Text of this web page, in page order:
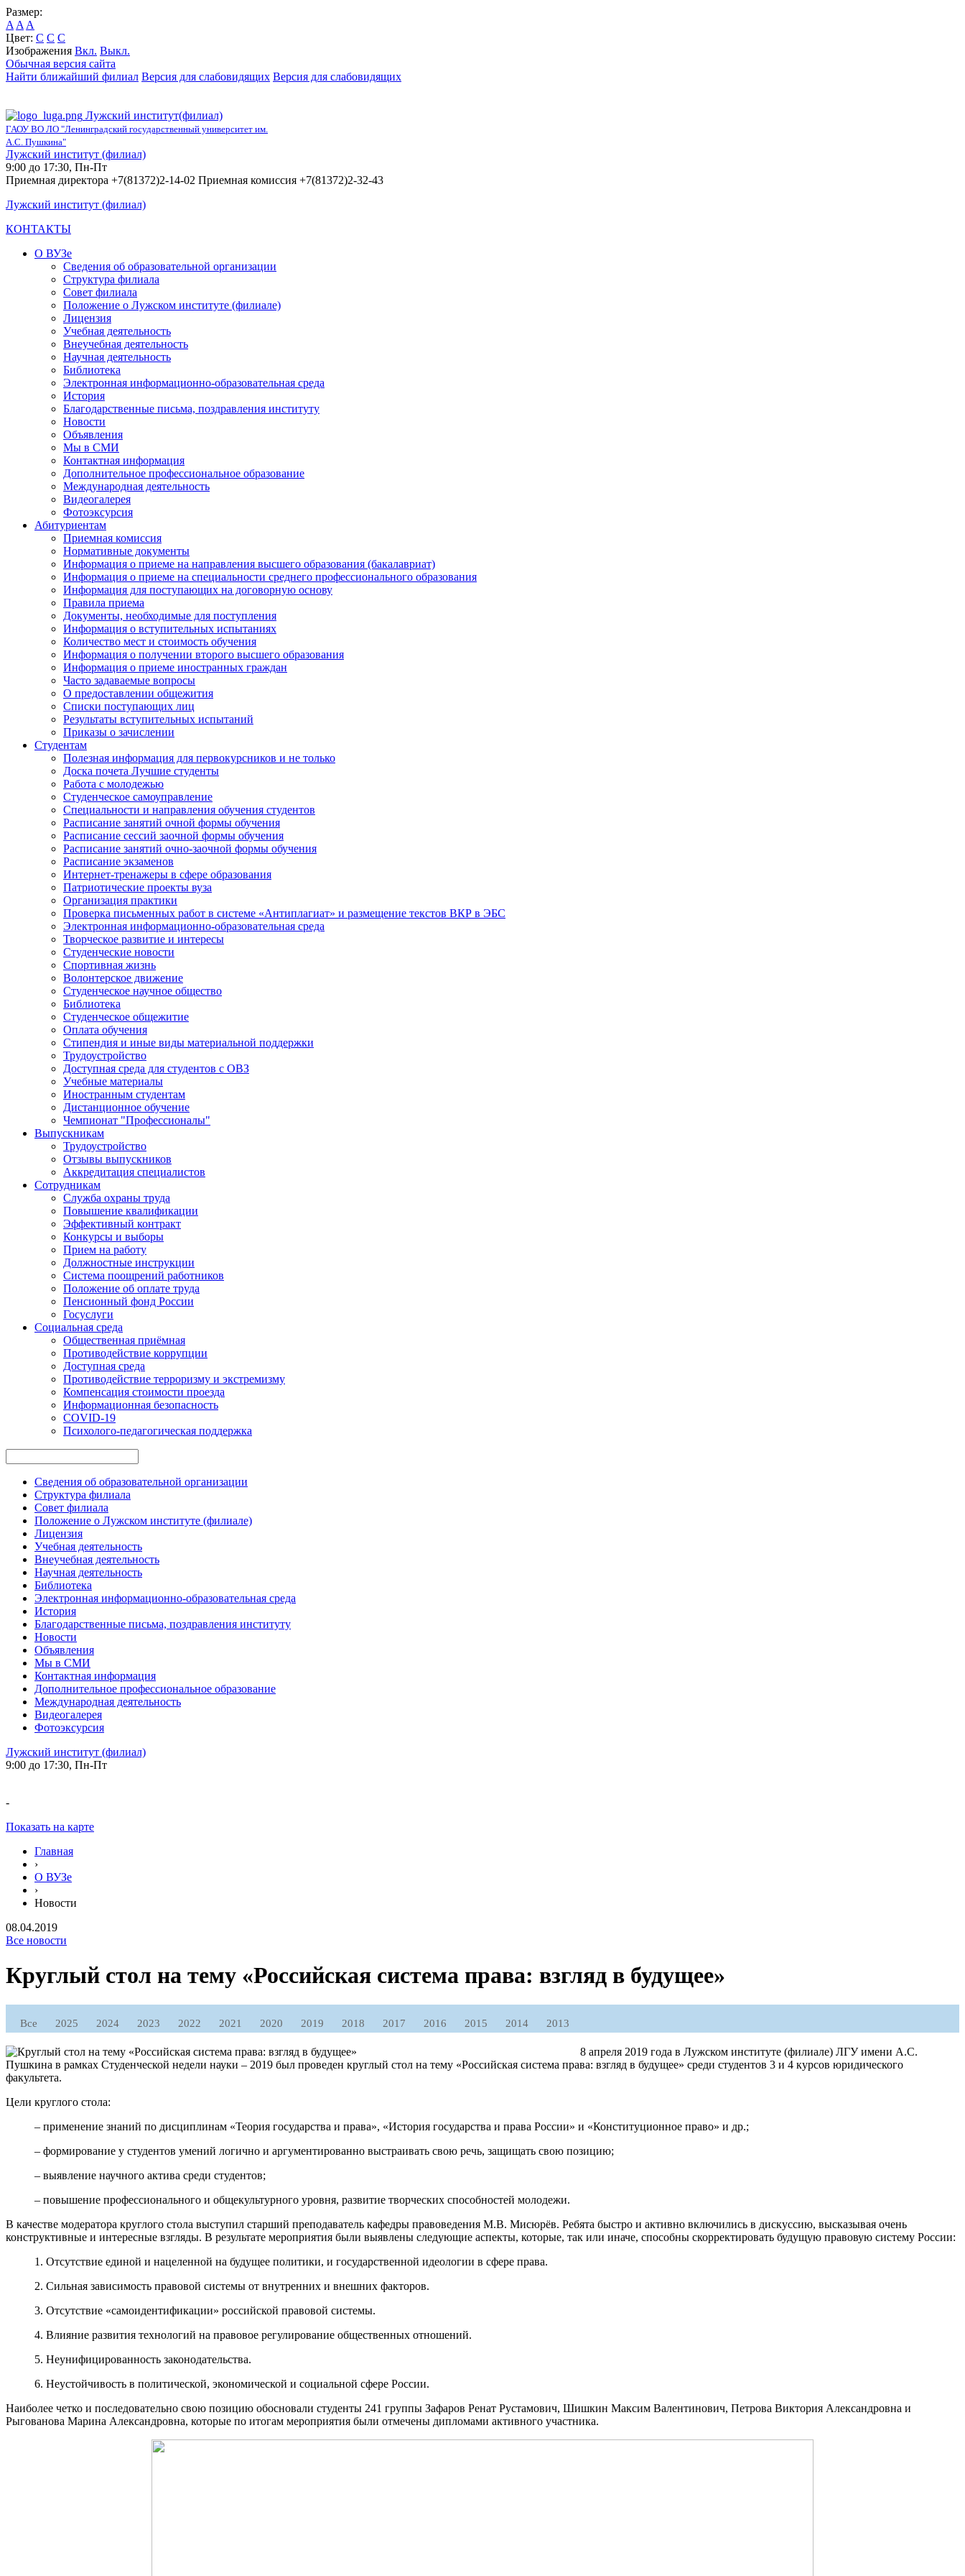
Размер:
A A A
Цвет: C C C
Изображения Вкл. Выкл.
Обычная версия сайта
Найти ближайший филиал Версия для слабовидящих Версия для слабовидящих
Лужский институт(филиал)
ГАОУ ВО ЛО "Ленинградский государственный университет им.
А.С. Пушкина"
Лужский институт (филиал)
9:00 до 17:30, Пн-Пт
Приемная директора +7(81372)2-14-02 Приемная комиссия +7(81372)2-32-43
Лужский институт (филиал)
КОНТАКТЫ
О ВУЗе
Сведения об образовательной организации
Структура филиала
Совет филиала
Положение о Лужском институте (филиале)
Лицензия
Учебная деятельность
Внеучебная деятельность
Научная деятельность
Библиотека
Электронная информационно-образовательная среда
История
Благодарственные письма, поздравления институту
Новости
Объявления
Мы в СМИ
Контактная информация
Дополнительное профессиональное образование
Международная деятельность
Видеогалерея
Фотоэксурсия
Абитуриентам
Приемная комиссия
Нормативные документы
Информация о приеме на направления высшего образования (бакалавриат)
Информация о приеме на специальности среднего профессионального образования
Информация для поступающих на договорную основу
Правила приема
Документы, необходимые для поступления
Информация о вступительных испытаниях
Количество мест и стоимость обучения
Информация о получении второго высшего образования
Информация о приеме иностранных граждан
Часто задаваемые вопросы
О предоставлении общежития
Списки поступающих лиц
Результаты вступительных испытаний
Приказы о зачислении
Студентам
Полезная информация для первокурсников и не только
Доска почета Лучшие студенты
Работа с молодежью
Студенческое самоуправление
Специальности и направления обучения студентов
Расписание занятий очной формы обучения
Расписание сессий заочной формы обучения
Расписание занятий очно-заочной формы обучения
Расписание экзаменов
Интернет-тренажеры в сфере образования
Патриотические проекты вуза
Организация практики
Проверка письменных работ в системе «Антиплагиат» и размещение текстов ВКР в ЭБС
Электронная информационно-образовательная среда
Творческое развитие и интересы
Студенческие новости
Спортивная жизнь
Волонтерское движение
Студенческое научное общество
Библиотека
Студенческое общежитие
Оплата обучения
Стипендия и иные виды материальной поддержки
Трудоустройство
Доступная среда для студентов с ОВЗ
Учебные материалы
Иностранным студентам
Дистанционное обучение
Чемпионат "Профессионалы"
Выпускникам
Трудоустройство
Отзывы выпускников
Аккредитация специалистов
Сотрудникам
Служба охраны труда
Повышение квалификации
Эффективный контракт
Конкурсы и выборы
Прием на работу
Должностные инструкции
Система поощрений работников
Положение об оплате труда
Пенсионный фонд России
Госуслуги
Социальная среда
Общественная приёмная
Противодействие коррупции
Доступная среда
Противодействие терроризму и экстремизму
Компенсация стоимости проезда
Информационная безопасность
COVID-19
Психолого-педагогическая поддержка
Сведения об образовательной организации
Структура филиала
Совет филиала
Положение о Лужском институте (филиале)
Лицензия
Учебная деятельность
Внеучебная деятельность
Научная деятельность
Библиотека
Электронная информационно-образовательная среда
История
Благодарственные письма, поздравления институту
Новости
Объявления
Мы в СМИ
Контактная информация
Дополнительное профессиональное образование
Международная деятельность
Видеогалерея
Фотоэксурсия
Лужский институт (филиал)
9:00 до 17:30, Пн-Пт
-
Показать на карте
Главная
›
О ВУЗе
›
Новости
08.04.2019
Все новости
Круглый стол на тему «Российская система права: взгляд в будущее»
Все 2025 2024 2023 2022 2021 2020 2019 2018 2017 2016 2015 2014 2013
8 апреля 2019 года в Лужском институте (филиале) ЛГУ имени А.С.
Пушкина в рамках Студенческой недели науки – 2019 был проведен круглый стол на тему «Российская система права: взгляд в будущее» среди студентов 3 и 4 курсов юридического
факультета.
Цели круглого стола:
– применение знаний по дисциплинам «Теория государства и права», «История государства и права России» и «Конституционное право» и др.;
– формирование у студентов умений логично и аргументированно выстраивать свою речь, защищать свою позицию;
– выявление научного актива среди студентов;
– повышение профессионального и общекультурного уровня, развитие творческих способностей молодежи.
В качестве модератора круглого стола выступил старший преподаватель кафедры правоведения М.В. Мисюрёв. Ребята быстро и активно включились в дискуссию, высказывая очень
конструктивные и интересные взгляды. В результате мероприятия были выявлены следующие аспекты, которые, так или иначе, способны скорректировать будущую правовую систему России:
1. Отсутствие единой и нацеленной на будущее политики, и государственной идеологии в сфере права.
2. Сильная зависимость правовой системы от внутренних и внешних факторов.
3. Отсутствие «самоидентификации» российской правовой системы.
4. Влияние развития технологий на правовое регулирование общественных отношений.
5. Неунифицированность законодательства.
6. Неустойчивость в политической, экономической и социальной сфере России.
Наиболее четко и последовательно свою позицию обосновали студенты 241 группы Зафаров Ренат Рустамович, Шишкин Максим Валентинович, Петрова Виктория Александровна и
Рыгованова Марина Александровна, которые по итогам мероприятия были отмечены дипломами активного участника.